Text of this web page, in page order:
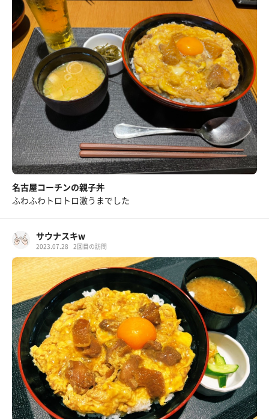
名古屋コーチンの親子丼
ふわふわトロトロ激うまでした
サウナスキw
2023.07.28 2回目の訪問